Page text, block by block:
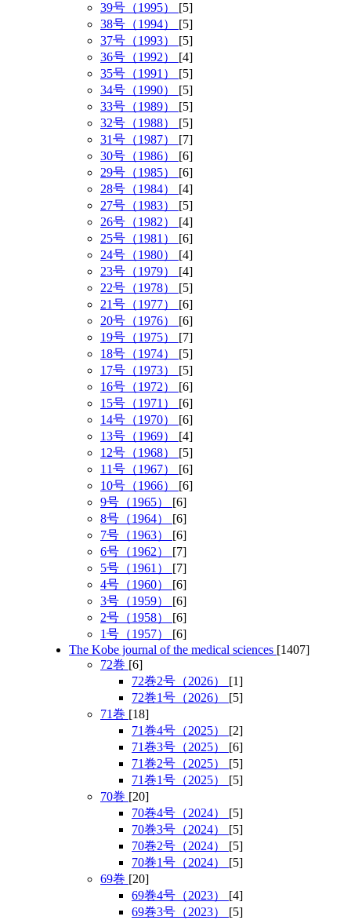
39号（1995） [5]
38号（1994） [5]
37号（1993） [5]
36号（1992） [4]
35号（1991） [5]
34号（1990） [5]
33号（1989） [5]
32号（1988） [5]
31号（1987） [7]
30号（1986） [6]
29号（1985） [6]
28号（1984） [4]
27号（1983） [5]
26号（1982） [4]
25号（1981） [6]
24号（1980） [4]
23号（1979） [4]
22号（1978） [5]
21号（1977） [6]
20号（1976） [6]
19号（1975） [7]
18号（1974） [5]
17号（1973） [5]
16号（1972） [6]
15号（1971） [6]
14号（1970） [6]
13号（1969） [4]
12号（1968） [5]
11号（1967） [6]
10号（1966） [6]
9号（1965） [6]
8号（1964） [6]
7号（1963） [6]
6号（1962） [7]
5号（1961） [7]
4号（1960） [6]
3号（1959） [6]
2号（1958） [6]
1号（1957） [6]
The Kobe journal of the medical sciences [1407]
72巻 [6]
72巻2号（2026） [1]
72巻1号（2026） [5]
71巻 [18]
71巻4号（2025） [2]
71巻3号（2025） [6]
71巻2号（2025） [5]
71巻1号（2025） [5]
70巻 [20]
70巻4号（2024） [5]
70巻3号（2024） [5]
70巻2号（2024） [5]
70巻1号（2024） [5]
69巻 [20]
69巻4号（2023） [4]
69巻3号（2023） [5]